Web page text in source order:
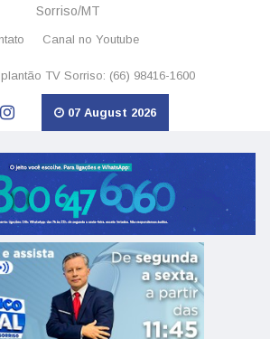
Sorriso/MT
Canal no Youtube
TV Sorriso: (66) 98416-1600
07 August 2026